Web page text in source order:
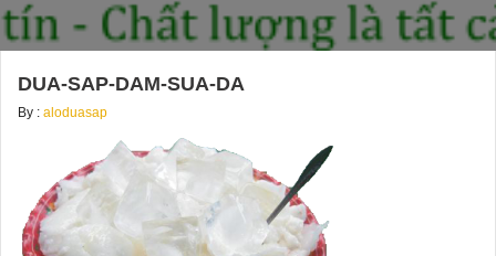
DUA-SAP-DAM-SUA-DA
By : aloduasap